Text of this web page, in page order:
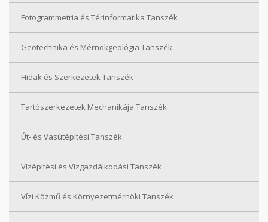
Fotogrammetria és Térinformatika Tanszék
Geotechnika és Mérnökgeológia Tanszék
Hidak és Szerkezetek Tanszék
Tartószerkezetek Mechanikája Tanszék
Út- és Vasútépítési Tanszék
Vízépítési és Vízgazdálkodási Tanszék
Vízi Közmű és Környezetmérnöki Tanszék